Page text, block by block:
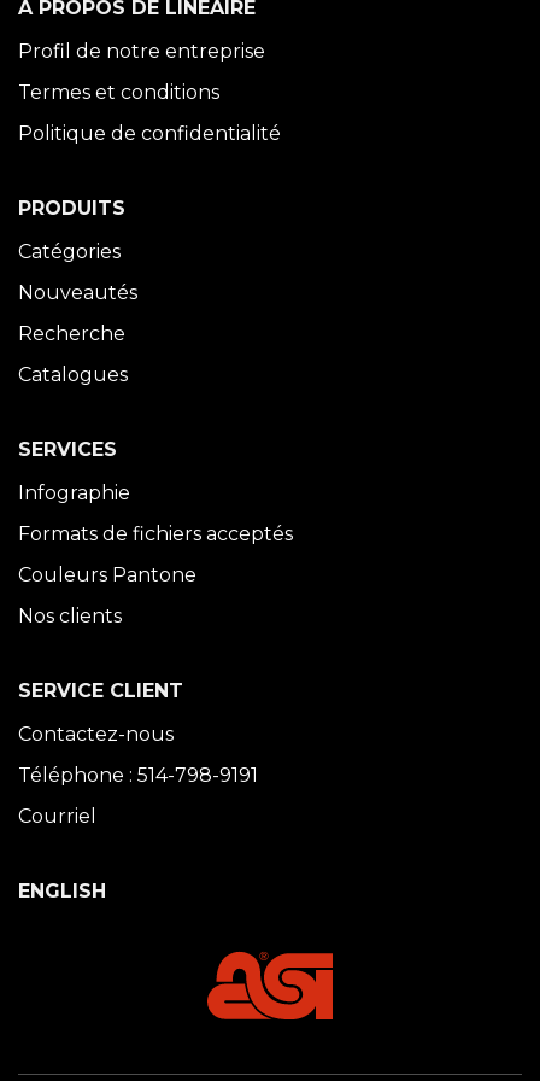
À PROPOS DE LINÉAIRE
Profil de notre entreprise
Termes et conditions
Politique de confidentialité
PRODUITS
Catégories
Nouveautés
Recherche
Catalogues
SERVICES
Infographie
Formats de fichiers acceptés
Couleurs Pantone
Nos clients
SERVICE CLIENT
Contactez-nous
Téléphone : 514-798-9191
Courriel
ENGLISH